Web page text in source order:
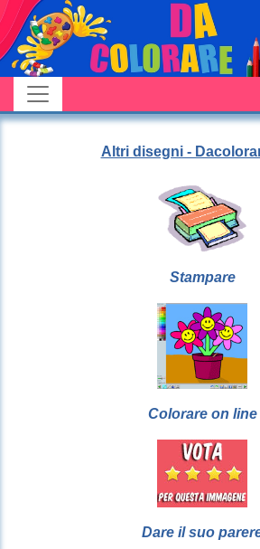
Altri disegni -
Stampare
Colorare on line
Dare il suo